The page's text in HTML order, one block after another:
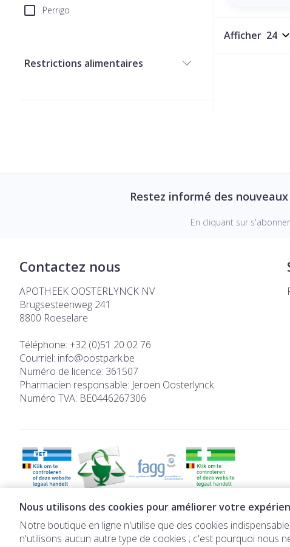
Nous utilisons des cookies pour améliorer votre
Notre boutique en ligne n'utilise que des cookies
n'utilisons aucun autre type de cookies ; c'est pourquoi nous
Perrigo
Restrictions alimentaires
Afficher
Restez informé des
En cliquant sur
Contactez nous
APOTHEEK OOSTERLYNCK NV
Brugsesteenweg 241
8800 Roeselare
Téléphone: +32 (0)51 20 02 76
Courriel: info@oostpark.be
Numéro de licence: 361507
Pharmacien responsable: Jeroen Oosterlynck
Numéro TVA: BE0446267306
Disponible immédiatement : à retirer